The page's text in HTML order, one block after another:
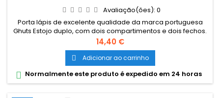
Avaliação(ões): 0
Porta lápis de excelente qualidade da marca portuguesa
Ghuts Estojo duplo, com dois compartimentos e dois fechos.
Dimensões: 20,5 x 9,5 x 8 cm Características: Polyester 600D;
Fechos e cursor certificados YKK
Preço
14,40 €
 Adicionar ao carrinho
 Normalmente este produto é expedido em 24 horas